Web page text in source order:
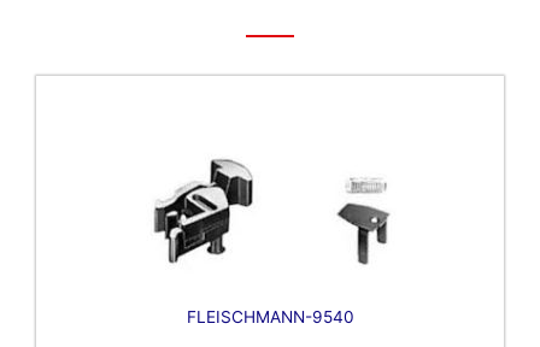
FLEISCHMANN-9540